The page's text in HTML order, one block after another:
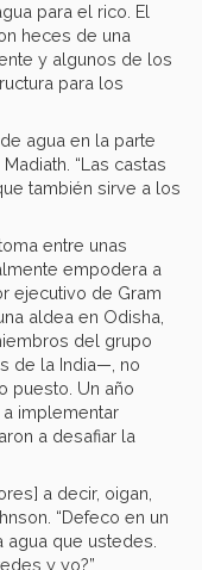
para el rico. El
heces de una
y algunos de los
para los
agua en la parte
“Las castas
también sirve a los
entre unas
empodera a
ejecutivo de Gram
aldea en Odisha,
del grupo
de la India—, no
puesto. Un año
implementar
a desafiar la
a decir, oigan,
“Defeco en un
que ustedes.
y yo?”